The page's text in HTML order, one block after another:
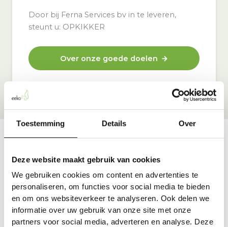
Toestemming Details Over
Deze website maakt gebruik van cookies
We gebruiken cookies om content en advertenties te
personaliseren, om functies voor social media te bieden
en om ons websiteverkeer te analyseren. Ook delen we
informatie over uw gebruik van onze site met onze
partners voor social media, adverteren en analyse. Deze
Door bij Ferna Services bv in te leveren,
steunt u: OPKIKKER
Over onze goede doelen
Vraag & antwoord
De meest voorkomende vragen over onze dienst vind
je hier.
Bekijk alle antwoorden